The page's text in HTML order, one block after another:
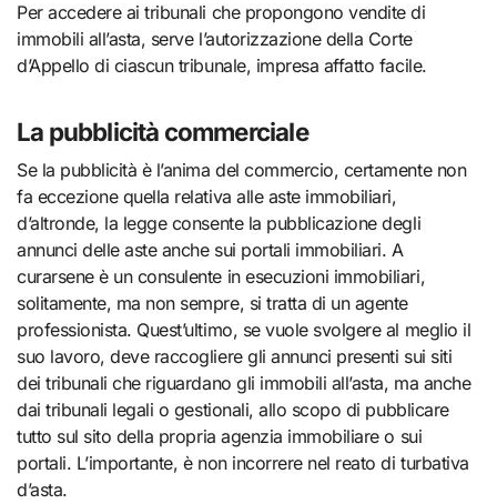
Per accedere ai tribunali che propongono vendite di
immobili all’asta, serve l’autorizzazione della Corte
d’Appello di ciascun tribunale, impresa affatto facile.
La pubblicità commerciale
Se la pubblicità è l’anima del commercio, certamente non
fa eccezione quella relativa alle aste immobiliari,
d’altronde, la legge consente la pubblicazione degli
annunci delle aste anche sui portali immobiliari. A
curarsene è un consulente in esecuzioni immobiliari,
solitamente, ma non sempre, si tratta di un agente
professionista. Quest’ultimo, se vuole svolgere al meglio il
suo lavoro, deve raccogliere gli annunci presenti sui siti
dei tribunali che riguardano gli immobili all’asta, ma anche
dai tribunali legali o gestionali, allo scopo di pubblicare
tutto sul sito della propria agenzia immobiliare o sui
portali. L’importante, è non incorrere nel reato di turbativa
d’asta.